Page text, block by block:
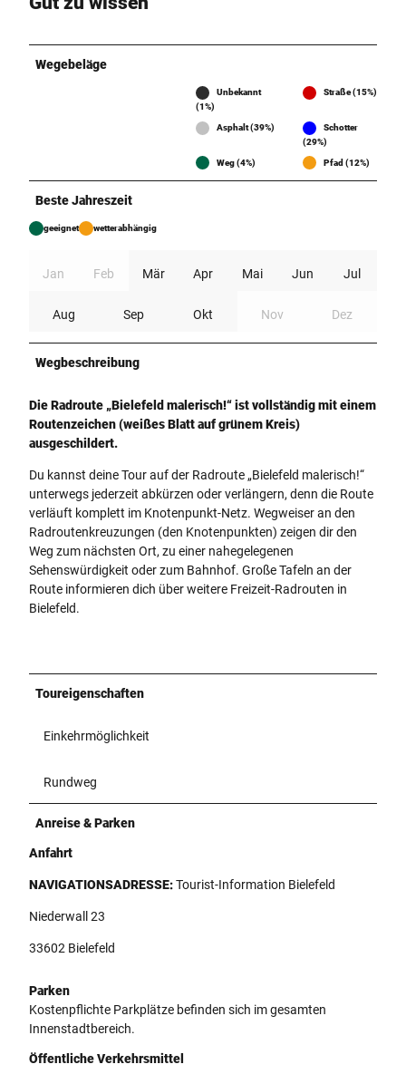
Wegebeläge
Unbekannt
(1%)
Straße (15%)
Asphalt (39%)
Schotter
(29%)
Weg (4%) Pfad (12%)
Beste Jahreszeit
geeignet wetterabhängig
Jan Feb Mär Apr Mai Jun Jul
Aug Sep Okt Nov Dez
Wegbeschreibung
Die Radroute „Bielefeld malerisch!“ ist vollständig mit einem
Routenzeichen (weißes Blatt auf grünem Kreis)
ausgeschildert.
Du kannst deine Tour auf der Radroute „Bielefeld malerisch!“
unterwegs jederzeit abkürzen oder verlängern, denn die Route
verläuft komplett im Knotenpunkt-Netz. Wegweiser an den
Radroutenkreuzungen (den Knotenpunkten) zeigen dir den
Weg zum nächsten Ort, zu einer nahegelegenen
Sehenswürdigkeit oder zum Bahnhof. Große Tafeln an der
Route informieren dich über weitere Freizeit-Radrouten in
Bielefeld.
Toureigenschaften
Einkehrmöglichkeit
Rundweg
Anreise & Parken
Anfahrt
NAVIGATIONSADRESSE:Tourist-Information Bielefeld
Niederwall 23
33602 Bielefeld
Parken
Kostenpflichte Parkplätze befinden sich im gesamten
Innenstadtbereich.
Öffentliche Verkehrsmittel